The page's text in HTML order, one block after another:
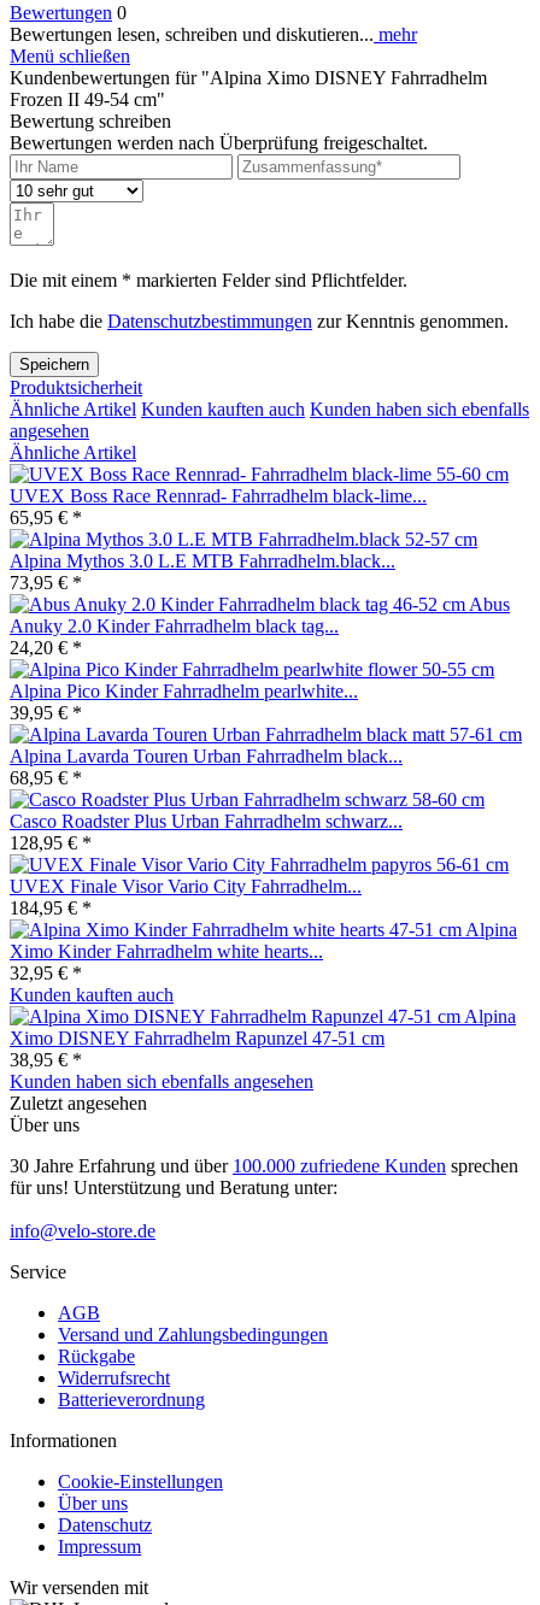
Bewertungen 0
Bewertungen lesen, schreiben und diskutieren... mehr
Menü schließen
Kundenbewertungen für "Alpina Ximo DISNEY Fahrradhelm
Frozen II 49-54 cm"
Bewertung schreiben
Bewertungen werden nach Überprüfung freigeschaltet.
Die mit einem * markierten Felder sind Pflichtfelder.
Ich habe die Datenschutzbestimmungen zur Kenntnis genommen.
Speichern
Produktsicherheit
Ähnliche Artikel Kunden kauften auch Kunden haben sich ebenfalls
angesehen
Ähnliche Artikel
UVEX Boss Race Rennrad- Fahrradhelm black-lime...
65,95 € *
Alpina Mythos 3.0 L.E MTB Fahrradhelm.black...
73,95 € *
Abus
Anuky 2.0 Kinder Fahrradhelm black tag...
24,20 € *
Alpina Pico Kinder Fahrradhelm pearlwhite...
39,95 € *
Alpina Lavarda Touren Urban Fahrradhelm black...
68,95 € *
Casco Roadster Plus Urban Fahrradhelm schwarz...
128,95 € *
UVEX Finale Visor Vario City Fahrradhelm...
184,95 € *
Alpina
Ximo Kinder Fahrradhelm white hearts...
32,95 € *
Kunden kauften auch
Alpina
Ximo DISNEY Fahrradhelm Rapunzel 47-51 cm
38,95 € *
Kunden haben sich ebenfalls angesehen
Zuletzt angesehen
Über uns
30 Jahre Erfahrung und über 100.000 zufriedene Kunden sprechen
für uns! Unterstützung und Beratung unter:
info@velo-store.de
Service
AGB
Versand und Zahlungsbedingungen
Rückgabe
Widerrufsrecht
Batterieverordnung
Informationen
Cookie-Einstellungen
Über uns
Datenschutz
Impressum
Wir versenden mit